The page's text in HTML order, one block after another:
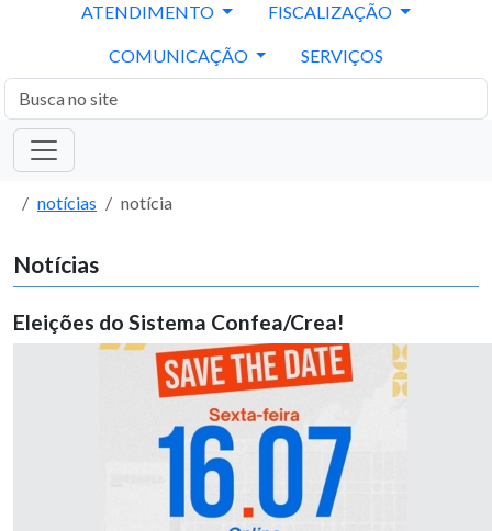
ATENDIMENTO FISCALIZAÇÃO
COMUNICAÇÃO SERVIÇOS
notícias notícia
Notícias
Eleições do Sistema Confea/Crea!